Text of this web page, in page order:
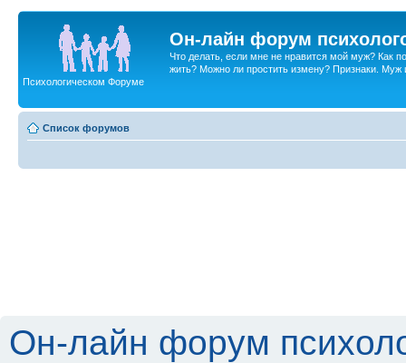
Он-лайн форум
Что делать, если мне не нравится мой муж? Как
жить? Можно ли простить измену? Признаки. Муж
Психологическом Форуме
Список форумов
Он-лайн форум